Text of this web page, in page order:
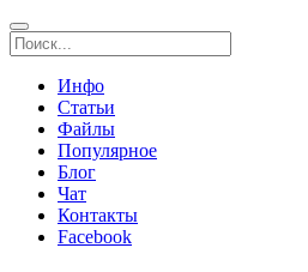
Инфо
Статьи
Файлы
Популярное
Блог
Чат
Контакты
Facebook